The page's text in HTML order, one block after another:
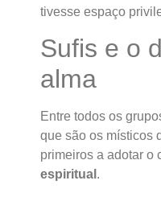
tivesse espaço
Sufis e o
alma
Entre todos os
que são os místicos
primeiros a adotar o
espiritual .